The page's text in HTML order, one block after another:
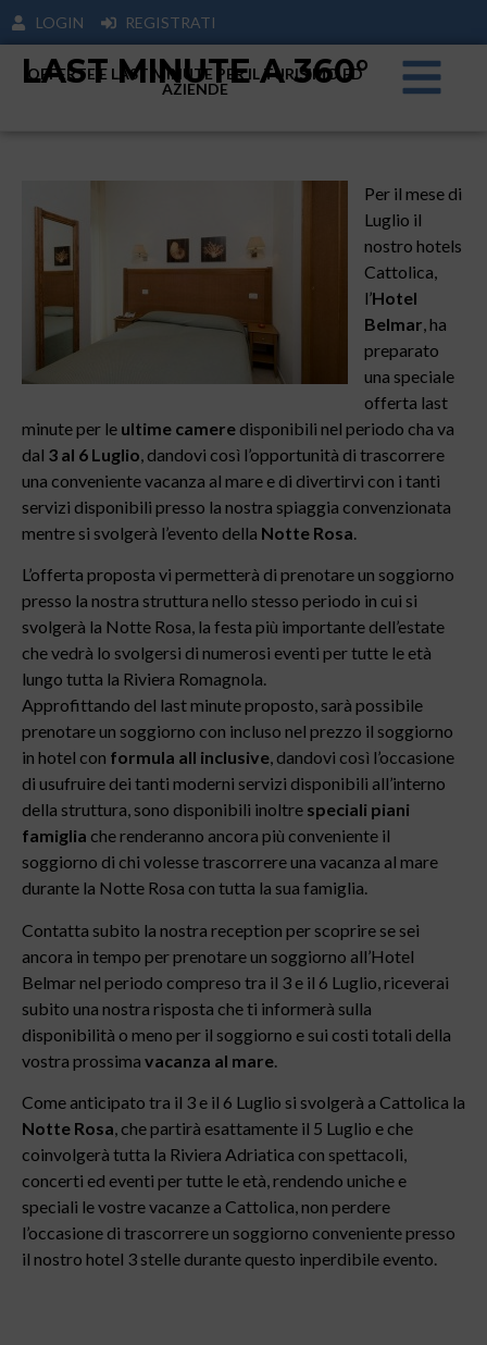
LOGIN REGISTRATI
LAST MINUTE A 360°
OFFERTE E LAST MINUTE PER IL TURISIMO ED
AZIENDE
Per il mese di
Luglio il
nostro hotels
Cattolica,
l’Hotel
Belmar, ha
preparato
una speciale
offerta last
minute per le ultime camere disponibili nel periodo cha va
dal 3 al 6 Luglio, dandovi così l’opportunità di trascorrere
una conveniente vacanza al mare e di divertirvi con i tanti
servizi disponibili presso la nostra spiaggia convenzionata
mentre si svolgerà l’evento della Notte Rosa.
L’offerta proposta vi permetterà di prenotare un soggiorno
presso la nostra struttura nello stesso periodo in cui si
svolgerà la Notte Rosa, la festa più importante dell’estate
che vedrà lo svolgersi di numerosi eventi per tutte le età
lungo tutta la Riviera Romagnola.
Approfittando del last minute proposto, sarà possibile
prenotare un soggiorno con incluso nel prezzo il soggiorno
in hotel con formula all inclusive, dandovi così l’occasione
di usufruire dei tanti moderni servizi disponibili all’interno
della struttura, sono disponibili inoltre speciali piani
famiglia che renderanno ancora più conveniente il
soggiorno di chi volesse trascorrere una vacanza al mare
durante la Notte Rosa con tutta la sua famiglia.
Contatta subito la nostra reception per scoprire se sei
ancora in tempo per prenotare un soggiorno all’Hotel
Belmar nel periodo compreso tra il 3 e il 6 Luglio, riceverai
subito una nostra risposta che ti informerà sulla
disponibilità o meno per il soggiorno e sui costi totali della
vostra prossima vacanza al mare
Come anticipato tra il 3 e il 6 Luglio si svolgerà a Cattolica la
Notte Rosa, che partirà esattamente il 5 Luglio e che
coinvolgerà tutta la Riviera Adriatica con spettacoli,
concerti ed eventi per tutte le età, rendendo uniche e
speciali le vostre vacanze a Cattolica, non perdere
l’occasione di trascorrere un soggiorno conveniente presso
il nostro hotel 3 stelle durante questo inperdibile evento.